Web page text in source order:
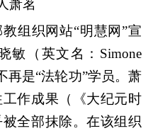
萧茗
教组织网站“明慧网”宣
敏 （英文名： Simone
再是“法轮功”学员。萧
作成果 （《大纪元时
被全部抹除。在该组织